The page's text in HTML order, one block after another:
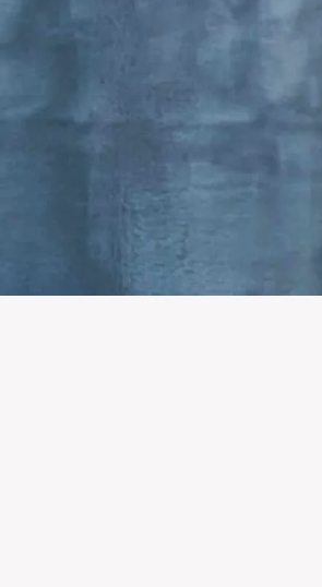
Quels sont
casque de